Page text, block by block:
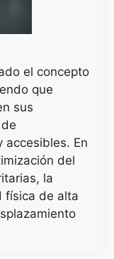
el concepto
que
sus
accesibles. En
del
la
física de alta